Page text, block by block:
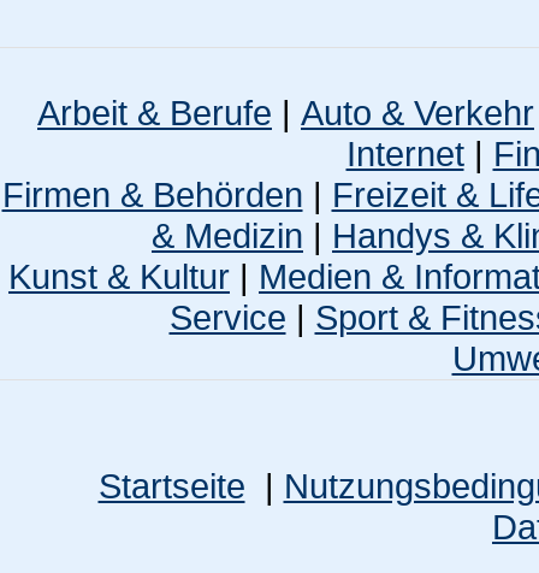
Arbeit & Berufe | Auto & Verkehr
Internet|
Firmen & Behörden | Freizeit &
& Medizin | Handys &
Kunst & Kultur | Medien &
Service | Sport &
Startseite |